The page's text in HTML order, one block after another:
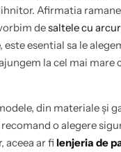
Afirmatia
desaltele cu
, este esential sa le
la cel mai mare
din materiale și
o alegere
aceea ar fi lenjeria de